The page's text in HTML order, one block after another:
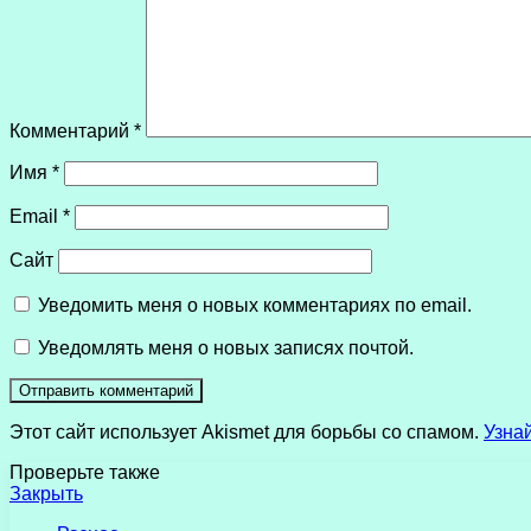
Комментарий *
Имя *
Email *
Сайт
Уведомить меня о новых комментариях по email.
Уведомлять меня о новых записях почтой.
Этот сайт использует Akismet для борьбы со спамом.
Проверьте также
Закрыть